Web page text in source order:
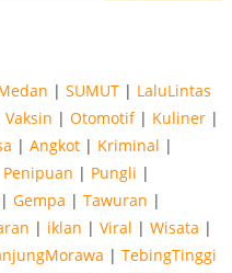
| SUMUT| LaluLintas
Vaksin | Otomotif| Kuliner|
| Angkot| Kriminal |
Penipuan | Pungli |
Gempa | Tawuran |
| iklan | Viral | Wisata |
| TebingTinggi